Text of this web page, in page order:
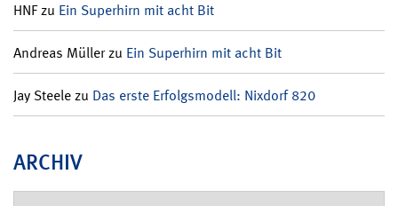
HNFzu Ein Superhirn mit acht Bit
Andreas Müllerzu Ein Superhirn mit acht Bit
Jay Steelezu Das erste Erfolgsmodell: Nixdorf 820
ARCHIV